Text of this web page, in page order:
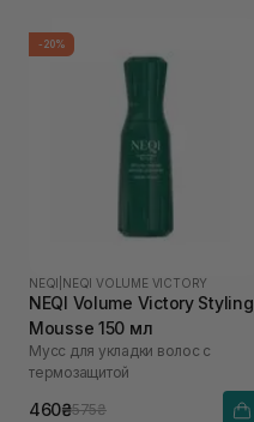
-20%
NEQI NEQI VOLUME VICTORY
NEQI Volume Victory Styling
Mousse 150 мл
Мусс для укладки волос с
термозащитой
460₴575₴